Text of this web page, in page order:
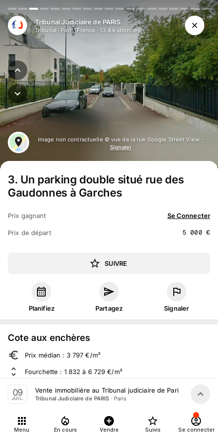
Tribunal Judiciaire de PARIS
Tribunal · Paris, France ·13.4 k abonnés
Image non contractuelle © vue de la rue Google Street View -
Signaler
3. Un parking double situé rue des
Gaudonnes à Garches
Prix gagnant Se Connecter
Prix de départ 5 000 €
SUIVRE
Planifiez Partagez Signaler
Cote aux enchères
Prix médian : 3 797 €/m²
Fourchette : 1 832 à 6 729 €/m²
Sur 386 ventes aux enchères dans le département
À propos
09
JUIL.
Vente immobilière au Tribunal judiciaire de Paris le 9 Juillet
Tribunal Judiciaire de PARIS · Paris
Menu En cours Vendre Suivis Se connecter